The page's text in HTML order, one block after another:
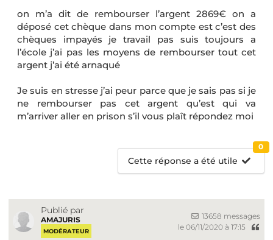
on m’a dit de rembourser l’argent 2869€ on a
déposé cet chèque dans mon compte est c’est des
chèques impayés je travail pas suis toujours a
l’école j’ai pas les moyens de rembourser tout cet
argent j’ai été arnaqué
Je suis en stresse j’ai peur parce que je sais pas si je
ne rembourser pas cet argent qu’est qui va
m’arriver aller en prison s’il vous plaît répondez moi
Cette réponse a été utile
0
Publié par
AMAJURIS
MODÉRATEUR
13658 messages
le 06/11/2020 à 17:15